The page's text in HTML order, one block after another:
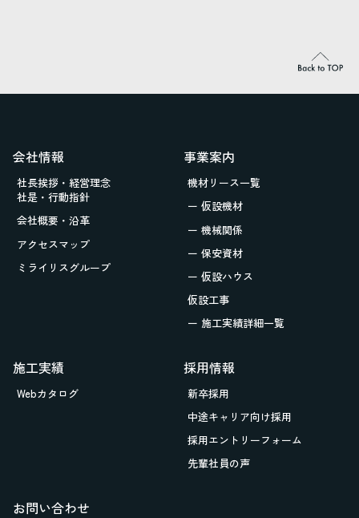
会社情報
社長挨拶・経営理念
社是・行動指針
会社概要・沿革
アクセスマップ
ミライリスグループ
事業案内
機材リース一覧
ー 仮設機材
ー 機械関係
ー 保安資材
ー 仮設ハウス
仮設工事
ー 施工実績詳細一覧
施工実績
Webカタログ
採用情報
新卒採用
中途キャリア向け採用
採用エントリーフォーム
先輩社員の声
お問い合わせ